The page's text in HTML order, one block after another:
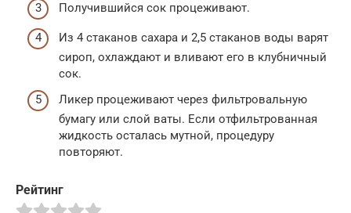
Получившийся сок процеживают.
Из 4 стаканов сахара и 2,5 стаканов воды варят
сироп, охлаждают и вливают его в клубничный
сок.
Ликер процеживают через фильтровальную
бумагу или слой ваты. Если отфильтрованная
жидкость осталась мутной, процедуру
повторяют.
Рейтинг